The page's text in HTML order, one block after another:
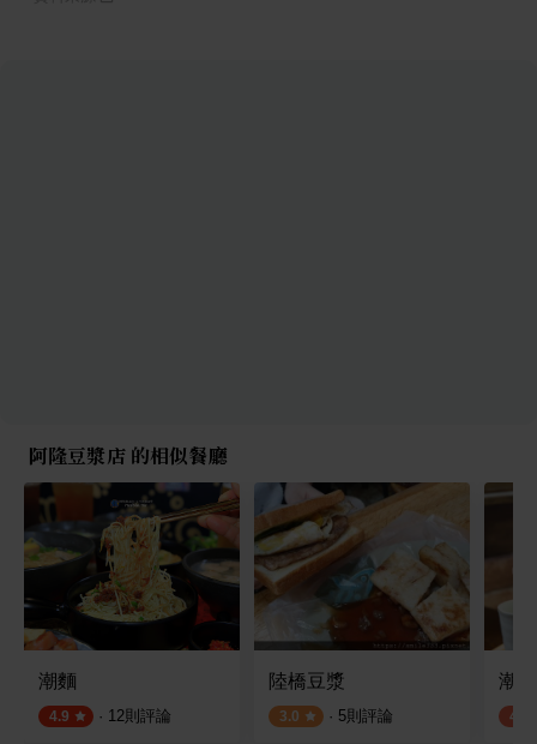
阿隆豆漿店 的相似餐廳
潮麵
4.9 · 12則評論
陸橋豆漿
3.0 · 5則評論
潮
4.2